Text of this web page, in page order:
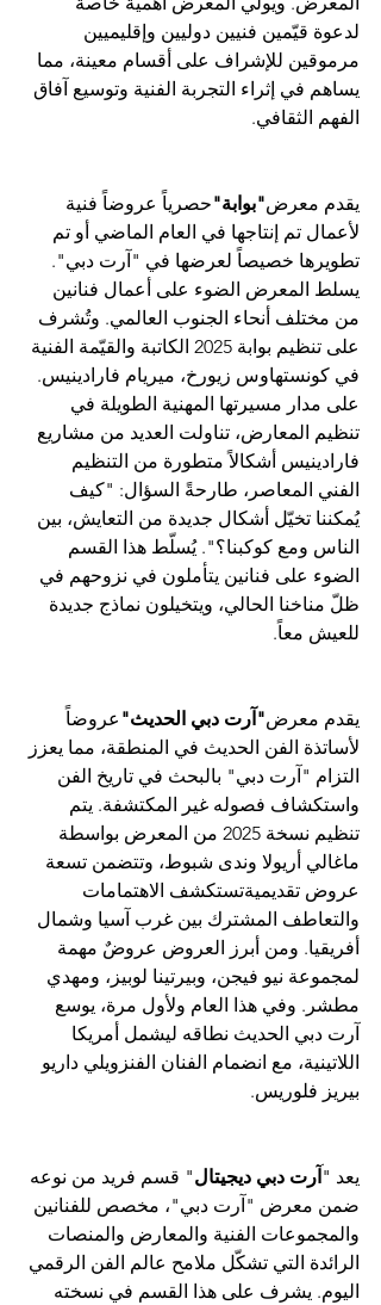
لدعوة قيّمين فنيين دوليين وإقليميين
مرموقين للإشراف على أقسام معينة، مما
يساهم في إثراء التجربة الفنية وتوسيع آفاق
الفهم الثقافي.
يقدم معرض"بوابة"حصرياً عروضاً فنية
لأعمال تم إنتاجها في العام الماضي أو تم
تطويرها خصيصاً لعرضها في "آرت دبي".
يسلط المعرض الضوء على أعمال فنانين
من مختلف أنحاء الجنوب العالمي. وتُشرف
على تنظيم بوابة 2025 الكاتبة والقيّمة الفنية
في كونستهاوس زيورخ، ميريام فارادينيس.
على مدار مسيرتها المهنية الطويلة في
تنظيم المعارض، تناولت العديد من مشاريع
فارادينيس أشكالاً متطورة من التنظيم
الفني المعاصر، طارحةً السؤال: "كيف
يُمكننا تخيّل أشكال جديدة من التعايش، بين
الناس ومع كوكبنا؟". يُسلّط هذا القسم
الضوء على فنانين يتأملون في نزوحهم في
ظلّ مناخنا الحالي، ويتخيلون نماذج جديدة
للعيش معاً.
يقدم معرض"آرت دبي الحديث" عروضاً
لأساتذة الفن الحديث في المنطقة، مما يعزز
التزام "آرت دبي" بالبحث في تاريخ الفن
واستكشاف فصوله غير المكتشفة. يتم
تنظيم نسخة 2025 من المعرض بواسطة
ماغالي أريولا وندى شبوط، وتتضمن تسعة
عروض تقديميةتستكشف الاهتمامات
والتعاطف المشترك بين غرب آسيا وشمال
أفريقيا. ومن أبرز العروض عروضٌ مهمة
لمجموعة نيو فيجن، وبيرتينا لوبيز، ومهدي
مطشر. وفي هذا العام ولأول مرة، يوسع
آرت دبي الحديث نطاقه ليشمل أمريكا
اللاتينية، مع انضمام الفنان الفنزويلي داريو
بيريز فلوريس.
يعد "آرت دبي ديجيتال" قسم فريد من نوعه
ضمن معرض "آرت دبي"، مخصص للفنانين
والمجموعات الفنية والمعارض والمنصات
الرائدة التي تشكّل ملامح عالم الفن الرقمي
اليوم. يشرف على هذا القسم في نسخته